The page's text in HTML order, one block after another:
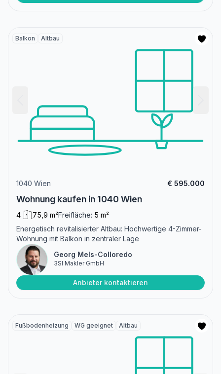
Balkon Altbau
1040 Wien € 595.000
Wohnung kaufen in 1040 Wien
4 75,9 m²Freifläche: 5 m²
Energetisch revitalisierter Altbau: Hochwertige 4-Zimmer-
Wohnung mit Balkon in zentraler Lage
Georg Mels-Colloredo
3SI Makler GmbH
Anbieter kontaktieren
Fußbodenheizung WG geeignet Altbau